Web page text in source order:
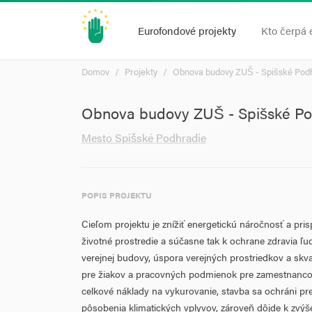
Eurofondové projekty Kto čerpá
Domov Projekty Obnova budovy ZUŠ - Spišské
Obnova budovy ZUŠ - Spišské
Mesto Spišské Podhradie
POPIS PROJEKTU
Cieľom projektu je znížiť energetickú náročnosť a
životné prostredie a súčasne tak k ochrane zdravia
verejnej budovy, úspora verejných prostriedkov a
pre žiakov a pracovných podmienok pre
celkové náklady na vykurovanie, stavba sa ochráni
pôsobenia klimatických vplyvov, zároveň dôjde k